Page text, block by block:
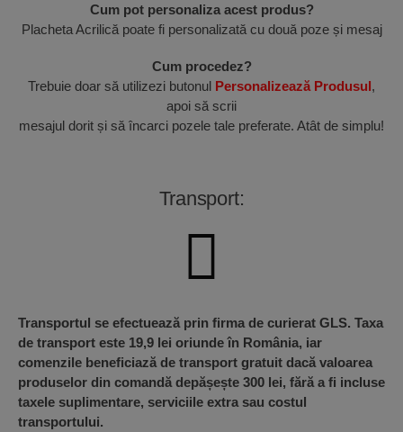
Cum pot personaliza acest produs?
Placheta Acrilică poate fi personalizată cu două poze și mesaj
Cum procedez?
Trebuie doar să utilizezi butonul Personalizează Produsul,
apoi să scrii
mesajul dorit și să încarci pozele tale preferate. Atât de simplu!
Transport:
Transportul se efectuează prin firma de curierat GLS. Taxa
de transport este 19,9 lei oriunde în România, iar
comenzile beneficiază de transport gratuit dacă valoarea
produselor din comandă depășește 300 lei, fără a fi incluse
taxele suplimentare, serviciile extra sau costul
transportului.